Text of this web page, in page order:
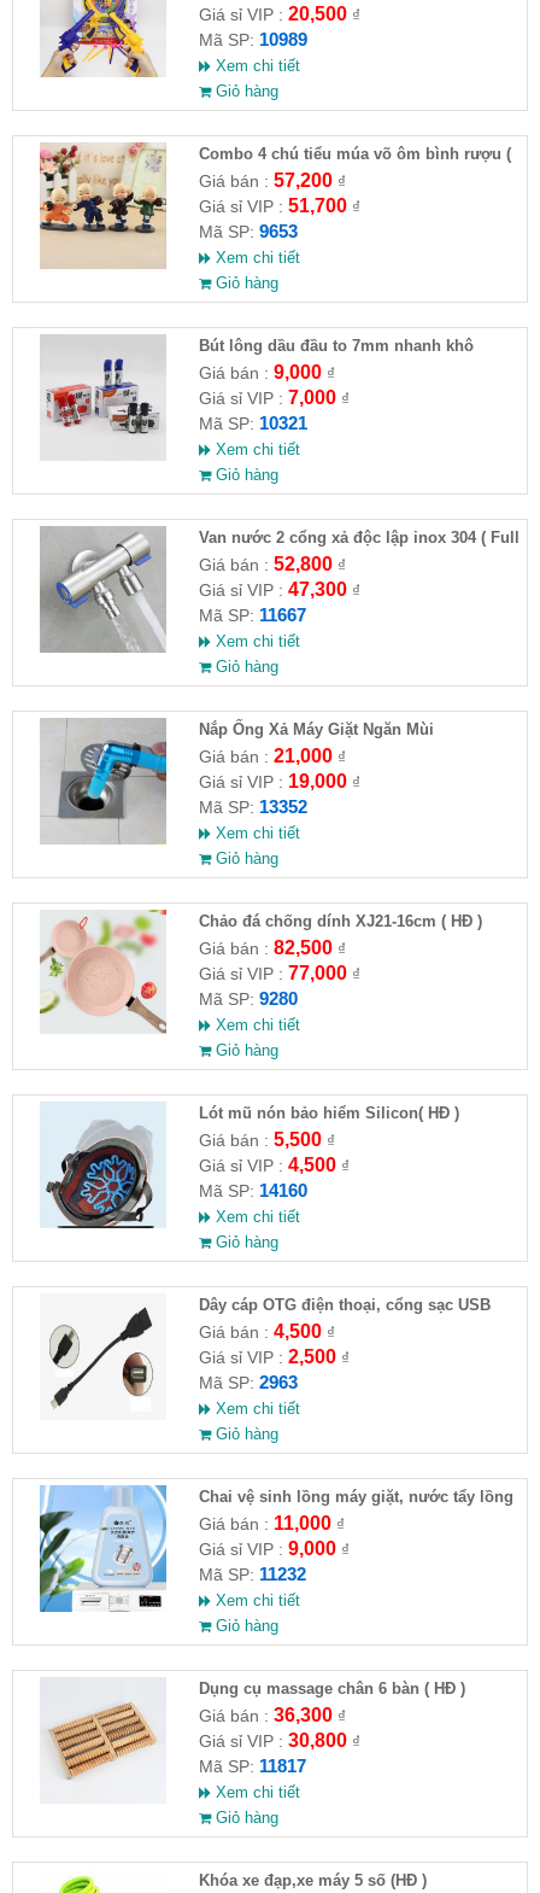
Giá sỉ VIP : 20,500₫
Mã SP: 10989
Xem chi tiết
Giỏ hàng
Combo 4 chú tiểu múa võ ôm bình rượu (
HĐ )
Giá bán : 57,200₫
Giá sỉ VIP : 51,700₫
Mã SP: 9653
Xem chi tiết
Giỏ hàng
Bút lông dầu đầu to 7mm nhanh khô
Giá bán : 9,000₫
Giá sỉ VIP : 7,000₫
Mã SP: 10321
Xem chi tiết
Giỏ hàng
Van nước 2 cổng xả độc lập inox 304 ( Full
VAT )
Giá bán : 52,800₫
Giá sỉ VIP : 47,300₫
Mã SP: 11667
Xem chi tiết
Giỏ hàng
Nắp Ống Xả Máy Giặt Ngăn Mùi
Giá bán : 21,000₫
Giá sỉ VIP : 19,000₫
Mã SP: 13352
Xem chi tiết
Giỏ hàng
Chảo đá chống dính XJ21-16cm ( HĐ )
Giá bán : 82,500₫
Giá sỉ VIP : 77,000₫
Mã SP: 9280
Xem chi tiết
Giỏ hàng
Lót mũ nón bảo hiểm Silicon( HĐ )
Giá bán : 5,500₫
Giá sỉ VIP : 4,500₫
Mã SP: 14160
Xem chi tiết
Giỏ hàng
Dây cáp OTG điện thoại, cổng sạc USB
Giá bán : 4,500₫
Giá sỉ VIP : 2,500₫
Mã SP: 2963
Xem chi tiết
Giỏ hàng
Chai vệ sinh lồng máy giặt, nước tẩy lồng
máy giặt CLEANING FLUID
Giá bán : 11,000₫
Giá sỉ VIP : 9,000₫
Mã SP: 11232
Xem chi tiết
Giỏ hàng
Dụng cụ massage chân 6 bàn ( HĐ )
Giá bán : 36,300₫
Giá sỉ VIP : 30,800₫
Mã SP: 11817
Xem chi tiết
Giỏ hàng
Khóa xe đạp,xe máy 5 số (HĐ )